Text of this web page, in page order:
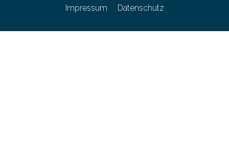
Impressum Datenschutz